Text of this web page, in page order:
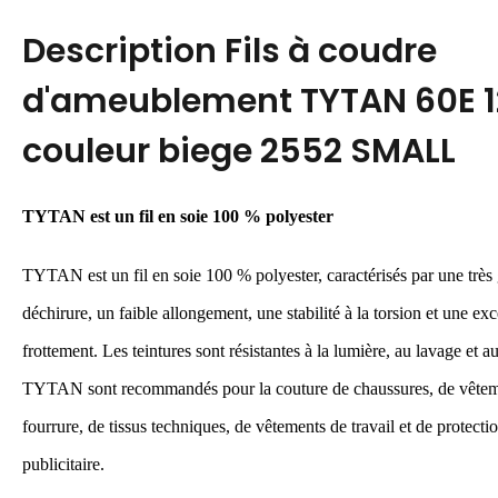
Description Fils à coudre
d'ameublement TYTAN 60E
couleur biege 2552 SMALL
TYTAN est un fil en soie 100 % polyester
TYTAN est un fil en soie 100 % polyester, caractérisés par une très
déchirure, un faible allongement, une stabilité à la torsion et une
frottement. Les teintures sont résistantes à la lumière, au lavage et
TYTAN sont recommandés pour la couture de chaussures, de
fourrure, de tissus techniques, de vêtements de travail et de
publicitaire.